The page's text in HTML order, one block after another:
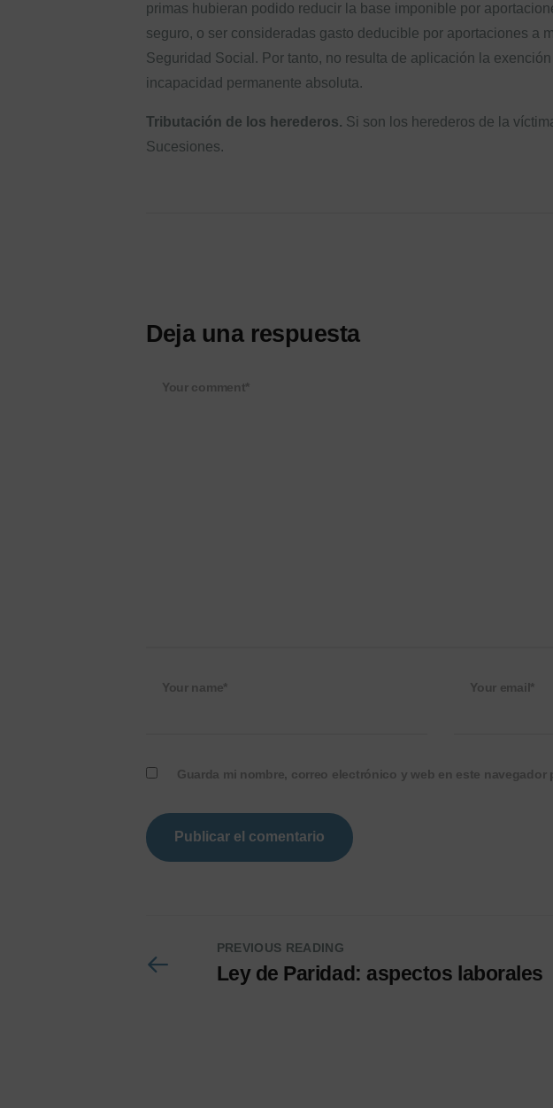
primas hubieran podido reducir la base imponible por
seguro, o ser consideradas gasto deducible por aportaciones a
Seguridad Social. Por tanto, no resulta de aplicación la
incapacidad permanente absoluta.
Tributación de los herederos. Si son los herederos de la
Sucesiones.
Deja una respuesta
Your comment*
Your name* Your email*
Guarda mi nombre, correo electrónico y web en este navegador
PREVIOUS READING
Ley de Paridad: aspectos laborales